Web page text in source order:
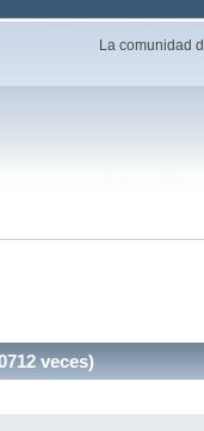
La comunidad
veces)